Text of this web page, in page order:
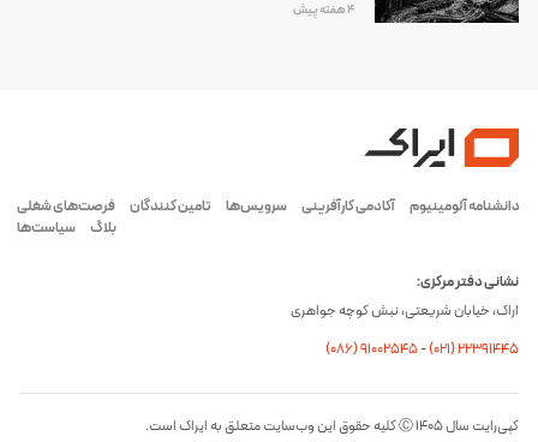
4 هفته پیش
دانشنامه آلومینیوم آکادمی کارآفرینی سرویس‌ها تامین کنندگان
فرصت‌های شغلی
بلاگ
سیاست‌ها
نشانی دفتر مرکزی:
اراک، خیابان شریعتی، نبش کوچه جواهری
(۰۸۶) ۹۱۰۰۲۵۴۵-(۰21) 22391445
کپی‌رایت سال ۱۴۰۵ Ⓒ کلیه حقوق این وب‌سایت متعلق به ایراک است.